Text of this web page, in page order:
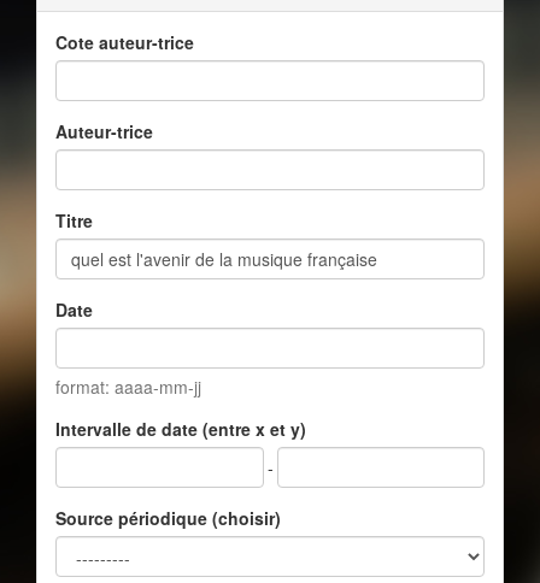
Cote auteur-trice
Auteur-trice
Titre
Date
format: aaaa-mm-jj
Intervalle de date (entre x et y)
-
Source périodique (choisir)